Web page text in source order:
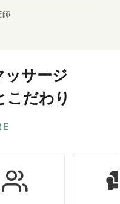
ださい。
師
ッサージ
こだわり